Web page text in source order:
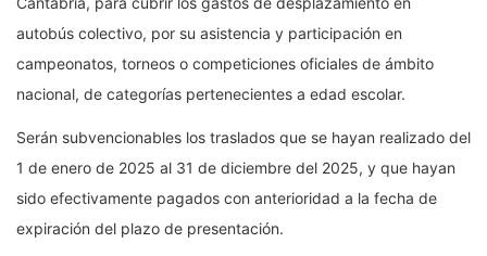
autobús colectivo, por su asistencia y participación en
campeonatos, torneos o competiciones oficiales de ámbito
nacional, de categorías pertenecientes a edad escolar.
Serán subvencionables los traslados que se hayan realizado del
1 de enero de 2025 al 31 de diciembre del 2025, y que hayan
sido efectivamente pagados con anterioridad a la fecha de
expiración del plazo de presentación.